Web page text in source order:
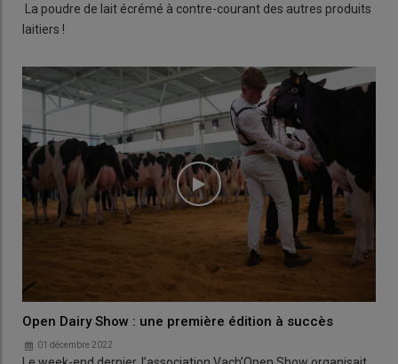
La poudre de lait écrémé à contre-courant des autres produits
laitiers !
Open Dairy Show : une première édition à succès
01 décembre 2022